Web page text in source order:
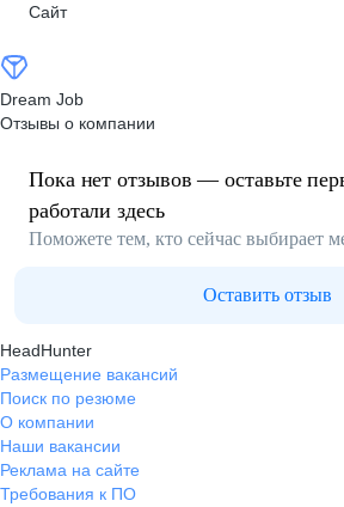
Сайт
Dream Job
Отзывы о компании
Пока нет отзывов — оставьте
работали здесь
Поможете тем, кто сейчас выбирает
Оставить отзыв
HeadHunter
Размещение вакансий
Поиск по резюме
О компании
Наши вакансии
Реклама на сайте
Требования к ПО